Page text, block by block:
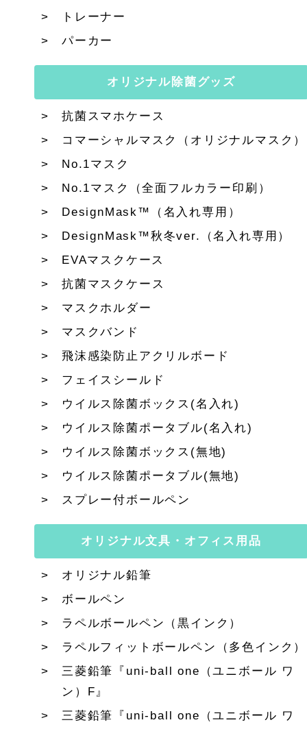
トレーナー
パーカー
オリジナル除菌グッズ
抗菌スマホケース
コマーシャルマスク（オリジナルマスク）
No.1マスク
No.1マスク（全面フルカラー印刷）
DesignMask™（名入れ専用）
DesignMask™秋冬ver.（名入れ専用）
EVAマスクケース
抗菌マスクケース
マスクホルダー
マスクバンド
飛沫感染防止アクリルボード
フェイスシールド
ウイルス除菌ボックス(名入れ)
ウイルス除菌ポータブル(名入れ)
ウイルス除菌ボックス(無地)
ウイルス除菌ポータブル(無地)
スプレー付ボールペン
オリジナル文具・オフィス用品
オリジナル鉛筆
ボールペン
ラペルボールペン（黒インク）
ラペルフィットボールペン（多色インク）
三菱鉛筆『uni-ball one（ユニボール ワ
ン）F』
三菱鉛筆『uni-ball one（ユニボール ワ